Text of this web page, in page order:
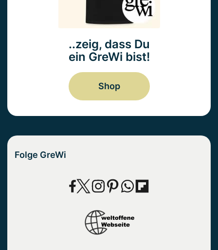
..zeig, dass Du
ein GreWi bist!
Shop
Folge GreWi